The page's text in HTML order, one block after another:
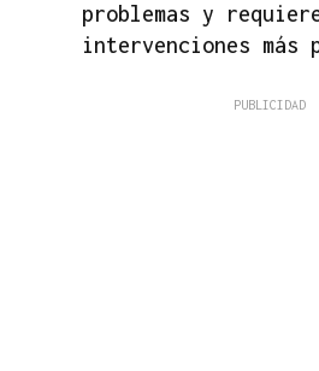
problemas y
intervenciones más